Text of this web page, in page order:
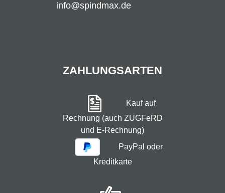
info@spindmax.de
ZAHLUNGSARTEN
Kauf auf
Rechnung (auch ZUGFeRD
und E-Rechnung)
PayPal oder
Kreditkarte